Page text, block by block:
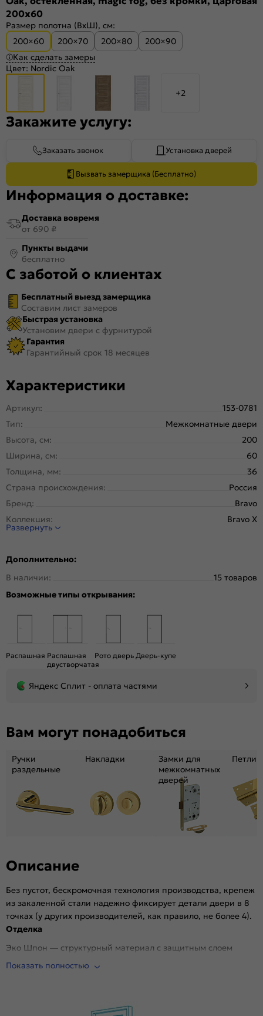
200x60
Размер полотна (ВхШ), см:
200×60
200×70 200×80
200×90
Как сделать замеры
Цвет: Nordic Oak
+2
Закажите услугу:
Заказать звонок Установка дверей
Вызвать замерщика (Бесплатно)
Информация о доставке:
Доставка вовремя
от 690 ₽
Пункты выдачи
бесплатно
С заботой о клиентах
Бесплатный выезд замерщика
Составим лист замеров
Быстрая установка
Установим двери с фурнитурой
Гарантия
Гарантийный срок 18 месяцев
Характеристики
Артикул:
153-0781
Тип:
Межкомнатные двери
Высота, см:
200
Ширина, см:
60
Толщина, мм:
36
Страна происхождения:
Россия
Бренд:
Bravo
Коллекция:
Bravo X
Стиль:
Система открывания:
Конструкция двери:
Царговая
Цвет:
Общий цвет:
Поверхность:
Репродукция натуральных материалов
Гарантия (лет):
Материал:
Композитный мебельный щит на основе
высококачественного соснового бруса и MDF.
Развернуть
Дополнительно:
В наличии:
15 товаров
Возможные типы открывания:
Распашная Распашная
двустворчатая
Рото дверь Дверь-купе
Яндекс Сплит - оплата частями
Вам могут понадобиться
Ручки
раздельные
Накладки
Замки для
межкомнатных
дверей
Петли
Описание
Без пустот, бескромочная технология производства, крепеж
из закаленной стали надежно фиксирует детали двери в 8
точках (у других производителей, как правило, не более 4).
Отделка
Эко Шпон — структурный материал с защитным слоем
Overlay, отличается высокой стойкостью к истиранию и
Показать полностью